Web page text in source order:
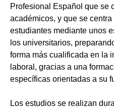
Profesional Español que se
académicos, y que se
estudiantes mediante unos
los universitarios,
forma más cualificada en la
laboral, gracias a una
específicas orientadas a su
Los estudios se realizan